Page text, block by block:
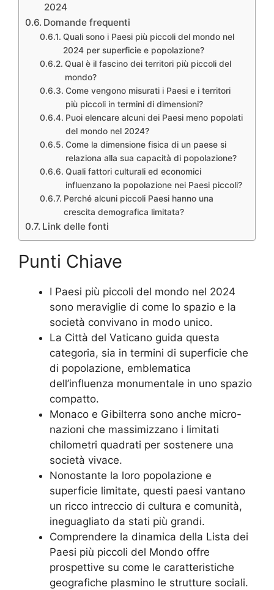
2024
Domande frequenti
Quali sono i Paesi più piccoli del mondo nel
2024 per superficie e popolazione?
Qual è il fascino dei territori più piccoli del
mondo?
Come vengono misurati i Paesi e i territori
più piccoli in termini di dimensioni?
Puoi elencare alcuni dei Paesi meno popolati
del mondo nel 2024?
Come la dimensione fisica di un paese si
relaziona alla sua capacità di popolazione?
Quali fattori culturali ed economici
influenzano la popolazione nei Paesi piccoli?
Perché alcuni piccoli Paesi hanno una
crescita demografica limitata?
Link delle fonti
Punti Chiave
I Paesi più piccoli del mondo nel 2024
sono meraviglie di come lo spazio e la
società convivano in modo unico.
La Città del Vaticano guida questa
categoria, sia in termini di superficie che
di popolazione, emblematica
dell’influenza monumentale in uno spazio
compatto.
Monaco e Gibilterra sono anche micro-
nazioni che massimizzano i limitati
chilometri quadrati per sostenere una
società vivace.
Nonostante la loro popolazione e
superficie limitate, questi paesi vantano
un ricco intreccio di cultura e comunità,
ineguagliato da stati più grandi.
Comprendere la dinamica della Lista dei
Paesi più piccoli del Mondo offre
prospettive su come le caratteristiche
geografiche plasmino le strutture sociali.